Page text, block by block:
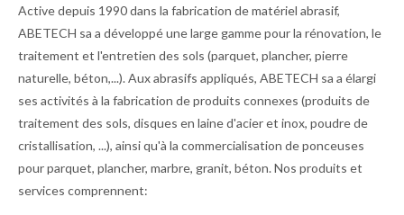
Active depuis 1990 dans la fabrication de matériel abrasif,
ABETECH sa a développé une large gamme pour la rénovation, le
traitement et l'entretien des sols (parquet, plancher, pierre
naturelle, béton,...). Aux abrasifs appliqués, ABETECH sa a élargi
ses activités à la fabrication de produits connexes (produits de
traitement des sols, disques en laine d'acier et inox, poudre de
cristallisation, ...), ainsi qu'à la commercialisation de ponceuses
pour parquet, plancher, marbre, granit, béton. Nos produits et
services comprennent: